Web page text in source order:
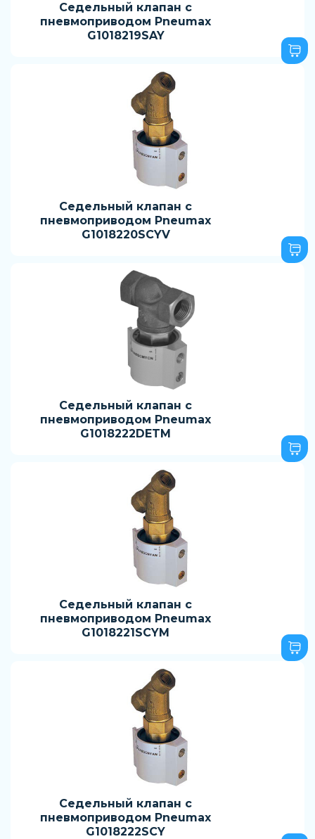
Седельный клапан с
пневмоприводом Pneumax
G1018219SAY
Седельный клапан с
пневмоприводом Pneumax
G1018220SCYV
Седельный клапан с
пневмоприводом Pneumax
G1018222DETM
Седельный клапан с
пневмоприводом Pneumax
G1018221SCYM
Седельный клапан с
пневмоприводом Pneumax
G1018222SCY